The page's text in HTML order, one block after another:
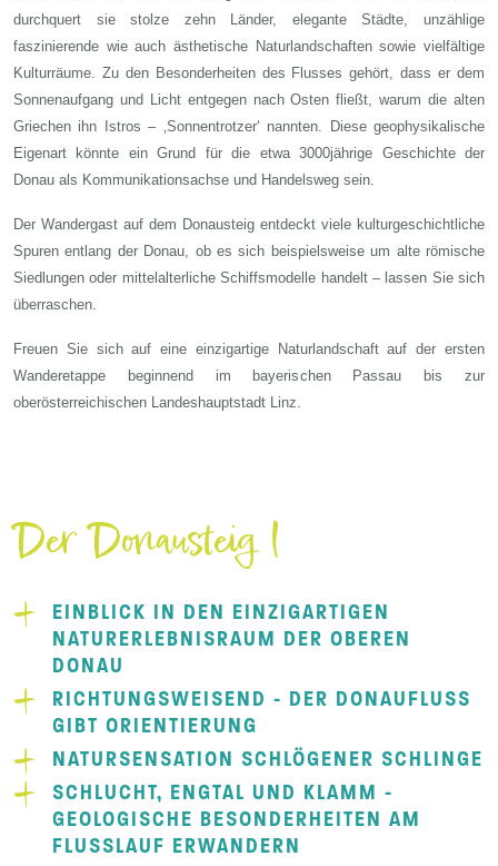
durchquert sie stolze zehn Länder, elegante Städte, unzählige
faszinierende wie auch ästhetische Naturlandschaften sowie vielfältige
Kulturräume. Zu den Besonderheiten des Flusses gehört, dass er dem
Sonnenaufgang und Licht entgegen nach Osten fließt, warum die alten
Griechen ihn Istros – ‚Sonnentrotzer‘ nannten. Diese geophysikalische
Eigenart könnte ein Grund für die etwa 3000jährige Geschichte der
Donau als Kommunikationsachse und Handelsweg sein.
Der Wandergast auf dem Donausteig entdeckt viele kulturgeschichtliche
Spuren entlang der Donau, ob es sich beispielsweise um alte römische
Siedlungen oder mittelalterliche Schiffsmodelle handelt – lassen Sie sich
überraschen.
Freuen Sie sich auf eine einzigartige Naturlandschaft auf der ersten
Wanderetappe beginnend im bayerischen Passau bis zur
oberösterreichischen Landeshauptstadt Linz.
Der Donausteig I
EINBLICK IN DEN EINZIGARTIGEN
NATURERLEBNISRAUM DER OBEREN
DONAU
RICHTUNGSWEISEND - DER DONAUFLUSS
GIBT ORIENTIERUNG
NATURSENSATION SCHLÖGENER SCHLINGE
SCHLUCHT, ENGTAL UND KLAMM -
GEOLOGISCHE BESONDERHEITEN AM
FLUSSLAUF ERWANDERN